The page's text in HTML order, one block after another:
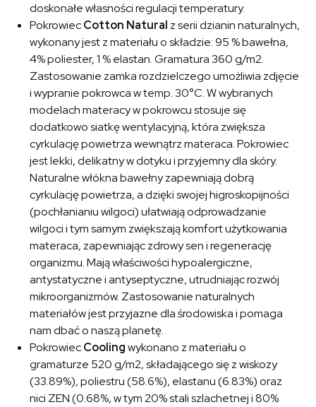
doskonałe własności regulacji temperatury.
PokrowiecCotton Natural z serii dzianin naturalnych,
wykonany jest z materiału o składzie: 95 % bawełna,
4% poliester, 1 % elastan. Gramatura 360 g/m2.
Zastosowanie zamka rozdzielczego umożliwia zdjęcie
i wypranie pokrowca w temp. 30°C. W wybranych
modelach materacy w pokrowcu stosuje się
dodatkowo siatkę wentylacyjną, która zwiększa
cyrkulację powietrza wewnątrz materaca. Pokrowiec
jest lekki, delikatny w dotyku i przyjemny dla skóry.
Naturalne włókna bawełny zapewniają dobrą
cyrkulację powietrza, a dzięki swojej higroskopijności
(pochłanianiu wilgoci) ułatwiają odprowadzanie
wilgoci i tym samym zwiększają komfort użytkowania
materaca, zapewniając zdrowy sen i regenerację
organizmu. Mają właściwości hypoalergiczne,
antystatyczne i antyseptyczne, utrudniając rozwój
mikroorganizmów. Zastosowanie naturalnych
materiałów jest przyjazne dla środowiska i pomaga
nam dbać o naszą planetę.
PokrowiecCoolingwykonano z materiału o
gramaturze 520 g/m2, składającego się z wiskozy
(33.89%), poliestru (58.6%), elastanu (6.83%) oraz
nici ZEN (0.68%, w tym 20% stali szlachetnej i 80%